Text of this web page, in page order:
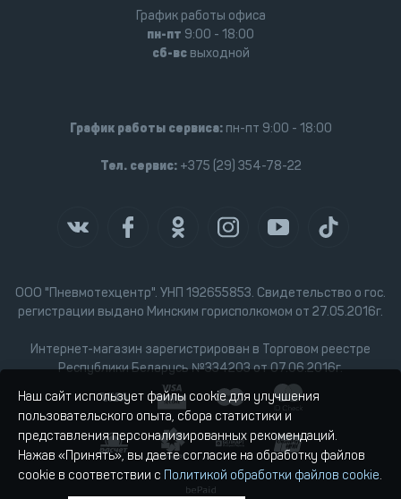
ООО "Пневмотехцентр". УНП 192655853. Свидетельство о гос.
регистрации выдано Минским горисполкомом от 27.05.2016г.
Интернет-магазин зарегистрирован в Торговом реестре
Республики Беларусь №334203 от 07.06.2016г.
График работы офиса
пн-пт 9:00 - 18:00
сб-всвыходной
График работы сервиса:пн-пт 9:00 - 18:00
Тел. сервис:+375 (29) 354-78-22
Наш сайт использует файлы cookie для улучшения
пользовательского опыта, сбора статистики и
представления персонализированных рекомендаций.
Нажав «Принять», вы даете согласие на обработку файлов
cookie в соответствии с Политикой обработки файлов cookie.